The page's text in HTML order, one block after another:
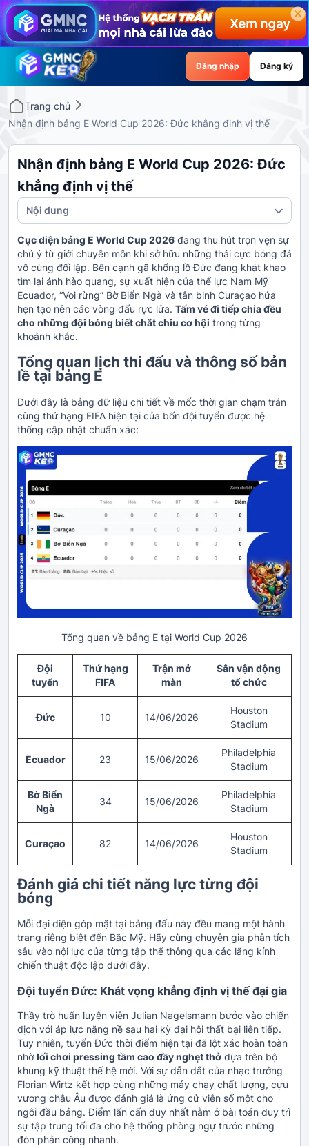
Đăng nhập Đăng ký
Trang chủ
Nhận định bảng E World Cup 2026: Đức khẳng định vị thế
Nhận định bảng E World Cup 2026: Đức
khẳng định vị thế
Nội dung
Cục diện bảng E World Cup 2026 đang thu hút trọn vẹn sự
chú ý từ giới chuyên môn khi sở hữu những thái cực bóng đá
vô cùng đối lập. Bên cạnh gã khổng lồ Đức đang khát khao
tìm lại ánh hào quang, sự xuất hiện của thế lực Nam Mỹ
Ecuador, “Voi rừng” Bờ Biển Ngà và tân binh Curaçao hứa
hẹn tạo nên các vòng đấu rực lửa. Tấm vé đi tiếp chia đều
cho những đội bóng biết chắt chiu cơ hội trong từng
khoảnh khắc.
Tổng quan lịch thi đấu và thông số bản
lề tại bảng E
Dưới đây là bảng dữ liệu chi tiết về mốc thời gian chạm trán
cùng thứ hạng FIFA hiện tại của bốn đội tuyển được hệ
thống cập nhật chuẩn xác:
Tổng quan về bảng E tại World Cup 2026
Đội
tuyển
Thứ hạng
FIFA
Trận mở
màn
Sân vận động
tổ chức
Đức 10 14/06/2026
Houston
Stadium
Ecuador 23 15/06/2026
Philadelphia
Stadium
Bờ Biển
Ngà
34 15/06/2026
Philadelphia
Stadium
Curaçao 82 14/06/2026
Houston
Stadium
Đánh giá chi tiết năng lực từng đội
bóng
Mỗi đại diện góp mặt tại bảng đấu này đều mang một hành
trang riêng biệt đến Bắc Mỹ. Hãy cùng chuyên gia phân tích
sâu vào nội lực của từng tập thể thông qua các lăng kính
chiến thuật độc lập dưới đây.
Đội tuyển Đức: Khát vọng khẳng định vị thế đại gia
Thầy trò huấn luyện viên Julian Nagelsmann bước vào chiến
dịch với áp lực nặng nề sau hai kỳ đại hội thất bại liên tiếp.
Tuy nhiên, tuyển Đức thời điểm hiện tại đã lột xác hoàn toàn
nhờlối chơi pressing tầm cao đầy nghẹt thở dựa trên bộ
khung kỹ thuật thế hệ mới. Với sự dẫn dắt của nhạc trưởng
Florian Wirtz kết hợp cùng những máy chạy chất lượng, cựu
vương châu Âu được đánh giá là ứng cử viên số một cho
ngôi đầu bảng. Điểm lấn cấn duy nhất nằm ở bài toán duy trì
sự tập trung tối đa cho hệ thống phòng ngự trước những
đòn phản công nhanh.